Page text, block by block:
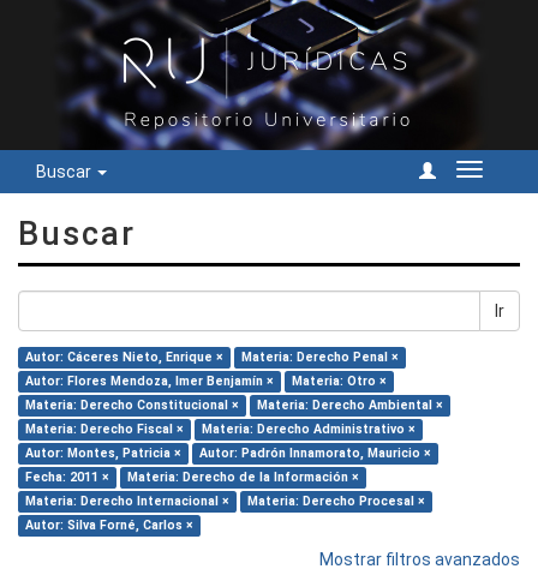
Buscar
Cambiar
Buscar
Ir
Autor: Cáceres Nieto, Enrique ×
Materia: Derecho Penal ×
Autor: Flores Mendoza, Imer Benjamín ×
Materia: Otro ×
Materia: Derecho Constitucional ×
Materia: Derecho Ambiental ×
Materia: Derecho Fiscal ×
Materia: Derecho Administrativo ×
Autor: Montes, Patricia ×
Autor: Padrón Innamorato, Mauricio ×
Fecha: 2011 ×
Materia: Derecho de la Información ×
Materia: Derecho Internacional ×
Materia: Derecho Procesal ×
Autor: Silva Forné, Carlos ×
Mostrar filtros avanzados